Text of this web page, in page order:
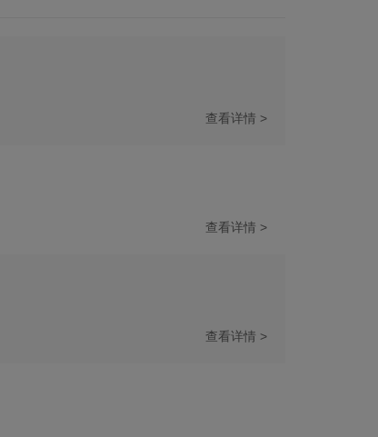
查看详情 >
查看详情 >
查看详情 >